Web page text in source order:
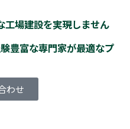
工場建設を実現しません
豊富な専門家が最適なプ
わせ